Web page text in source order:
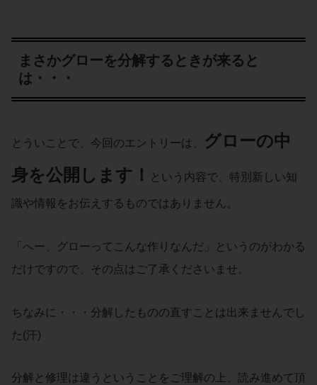
まさかグローを分解するときが来ると
は・・・
とういことで、今回のエントリーは、
グローの中
身を公開します！
という内容で、特別新しい知
識や情報をお伝えするものではありません。
「へー、グローってこんな作りなんだ」というのがわかる
だけですので、その点はご了承くださいませ。
ちなみに・・・分解したものの直すことは出来ませんでし
た(汗)
分解と修理は違うということをご理解の上、読み進めて頂